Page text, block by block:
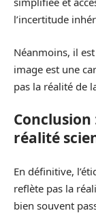
l’incertitude
Néanmoins, il
image est une
pas la réalité de
réalité
En définitive,
reflète pas la
bien souvent